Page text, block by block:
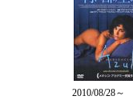
2010/08/28～